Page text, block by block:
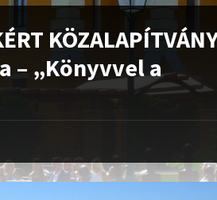
– „Könyvvel a